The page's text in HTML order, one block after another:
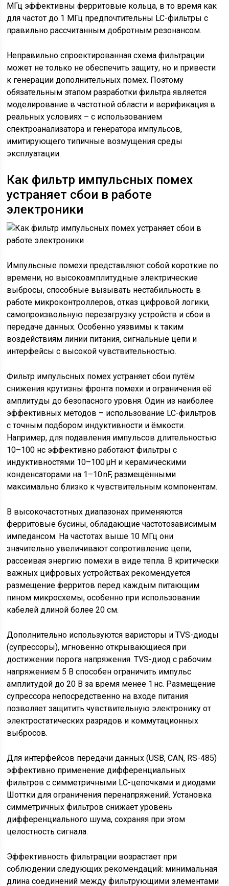
МГц эффективны ферритовые кольца, в то время как
для частот до 1 МГц предпочтительны LC-фильтры с
правильно рассчитанным добротным резонансом.
Неправильно спроектированная схема фильтрации
может не только не обеспечить защиту, но и привести
к генерации дополнительных помех. Поэтому
обязательным этапом разработки фильтра является
моделирование в частотной области и верификация в
реальных условиях – с использованием
спектроанализатора и генератора импульсов,
имитирующего типичные возмущения среды
эксплуатации.
Как фильтр импульсных помех
устраняет сбои в работе
электроники
Импульсные помехи представляют собой короткие по
времени, но высокоамплитудные электрические
выбросы, способные вызывать нестабильность в
работе микроконтроллеров, отказ цифровой логики,
самопроизвольную перезагрузку устройств и сбои в
передаче данных. Особенно уязвимы к таким
воздействиям линии питания, сигнальные цепи и
интерфейсы с высокой чувствительностью.
Фильтр импульсных помех устраняет сбои путём
снижения крутизны фронта помехи и ограничения её
амплитуды до безопасного уровня. Один из наиболее
эффективных методов – использование LC-фильтров
с точным подбором индуктивности и ёмкости.
Например, для подавления импульсов длительностью
10–100 нс эффективно работают фильтры с
индуктивностями 10–100 μH и керамическими
конденсаторами на 1–10 nF, размещёнными
максимально близко к чувствительным компонентам.
В высокочастотных диапазонах применяются
ферритовые бусины, обладающие частотозависимым
импедансом. На частотах выше 10 МГц они
значительно увеличивают сопротивление цепи,
рассеивая энергию помехи в виде тепла. В критически
важных цифровых устройствах рекомендуется
размещение ферритов перед каждым питающим
пином микросхемы, особенно при использовании
кабелей длиной более 20 см.
Дополнительно используются варисторы и TVS-диоды
(супрессоры), мгновенно открывающиеся при
достижении порога напряжения. TVS-диод с рабочим
напряжением 5 В способен ограничить импульс
амплитудой до 20 В за время менее 1 нс. Размещение
супрессора непосредственно на входе питания
позволяет защитить чувствительную электронику от
электростатических разрядов и коммутационных
выбросов.
Для интерфейсов передачи данных (USB, CAN, RS-485)
эффективно применение дифференциальных
фильтров с симметричными LC-цепочками и диодами
Шоттки для ограничения перенапряжений. Установка
симметричных фильтров снижает уровень
дифференциального шума, сохраняя при этом
целостность сигнала.
Эффективность фильтрации возрастает при
соблюдении следующих рекомендаций: минимальная
длина соединений между фильтрующими элементами